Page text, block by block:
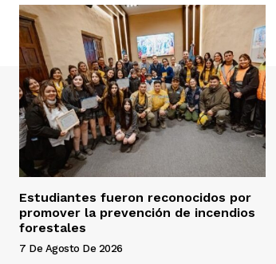
Estudiantes fueron reconocidos por
promover la prevención de incendios
forestales
7 De Agosto De 2026